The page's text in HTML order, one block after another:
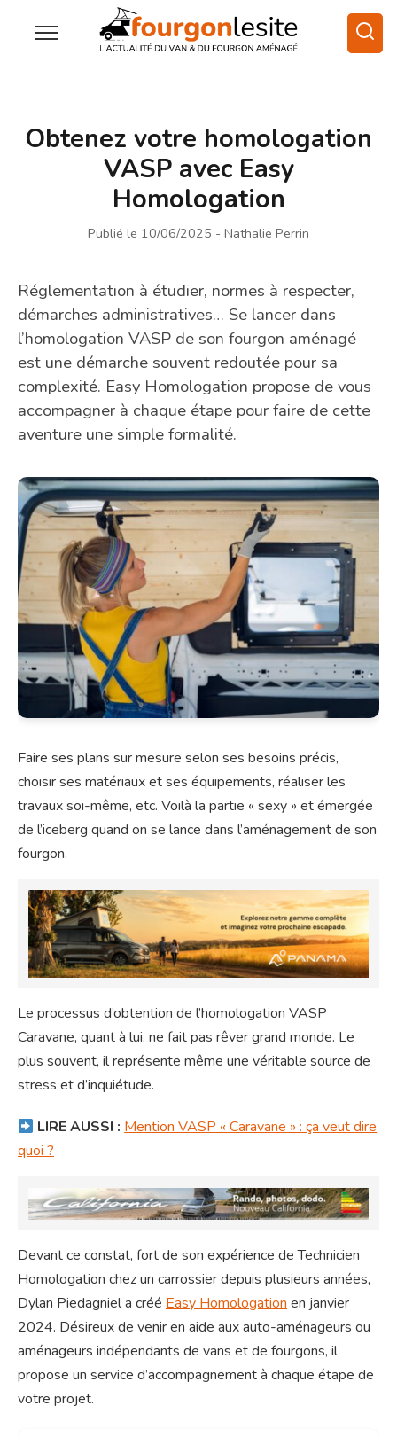
Obtenez votre homologation
VASP avec Easy
Homologation
Publié le 10/06/2025 - Nathalie Perrin
Réglementation à étudier, normes à respecter,
démarches administratives… Se lancer dans
l’homologation VASP de son fourgon aménagé
est une démarche souvent redoutée pour sa
complexité. Easy Homologation propose de vous
accompagner à chaque étape pour faire de cette
aventure une simple formalité.
Faire ses plans sur mesure selon ses besoins précis,
choisir ses matériaux et ses équipements, réaliser les
travaux soi-même, etc. Voilà la partie « sexy » et émergée
de l’iceberg quand on se lance dans l’aménagement de son
fourgon.
Le processus d’obtention de l’homologation VASP
Caravane, quant à lui, ne fait pas rêver grand monde. Le
plus souvent, il représente même une véritable source de
stress et d’inquiétude.
LIRE AUSSI : Mention VASP « Caravane » : ça veut dire
quoi ?
Devant ce constat, fort de son expérience de Technicien
Homologation chez un carrossier depuis plusieurs années,
Dylan Piedagniel a créé Easy Homologation en janvier
2024. Désireux de venir en aide aux auto-aménageurs ou
aménageurs indépendants de vans et de fourgons, il
propose un service d’accompagnement à chaque étape de
votre projet.